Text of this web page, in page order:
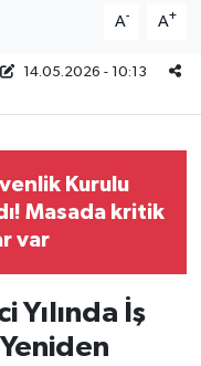
A- A+
14.05.2026 - 10:13
Kurulu
Masada kritik
var
Yılında İş